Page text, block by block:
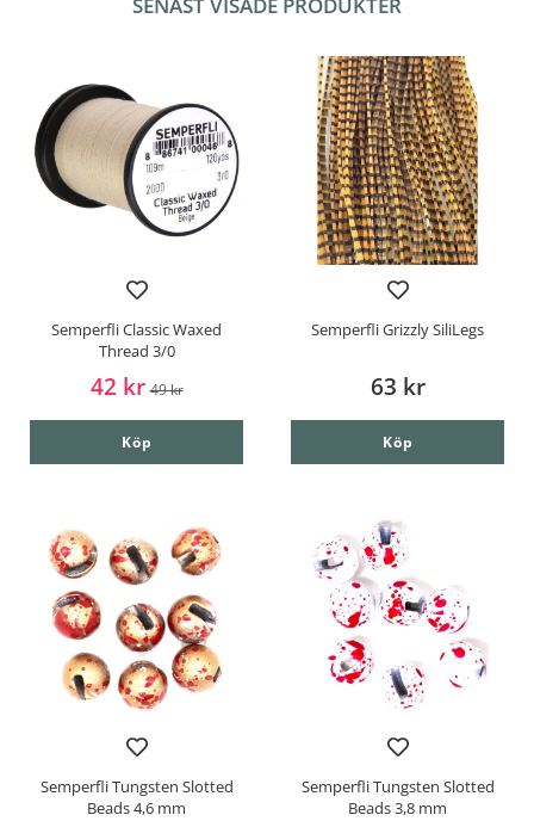
Semperfli Classic Waxed
Thread 3/0
42 kr 49 kr
Köp
Semperfli Grizzly SiliLegs
63 kr
Köp
Semperfli Tungsten Slotted
Beads 4,6 mm
Semperfli Tungsten Slotted
Beads 3,8 mm